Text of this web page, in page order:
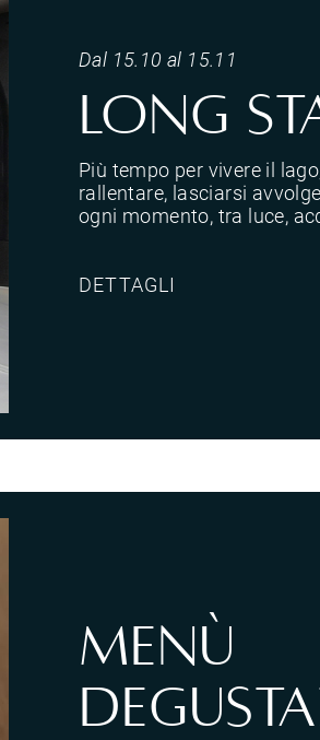
Dal 15.10 al 15.11
LONG
Più tempo per vivere il
rallentare, lasciarsi
ogni momento, tra luce,
DETTAGLI
Menù